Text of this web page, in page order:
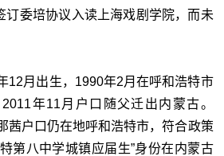
订委培协议入读上海戏剧学院，而未
12月出生，1990年2月在呼和浩特市
年11月户口随父迁出内蒙古。
茜户口仍在地呼和浩特市，符合政策
第八中学城镇应届生”身份在内蒙古